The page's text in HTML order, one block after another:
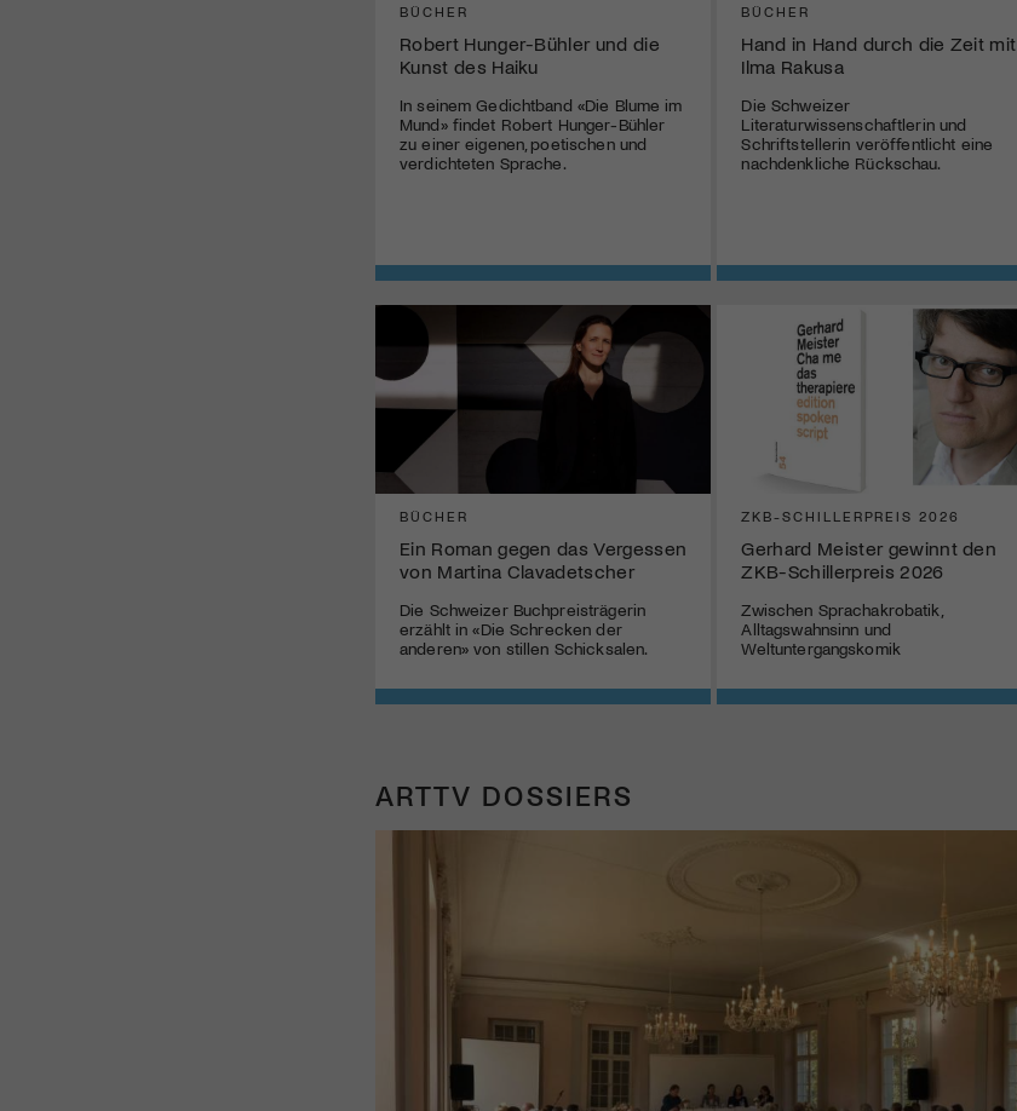
BÜCHER
Robert Hunger-Bühler und die
Kunst des Haiku
In seinem Gedichtband «Die Blume im
Mund» findet Robert Hunger-Bühler
zu einer eigenen, poetischen und
verdichteten Sprache.
BÜCHER
Hand in Hand durch die Zeit mit
Ilma Rakusa
Die Schweizer
Literaturwissenschaftlerin und
Schriftstellerin veröffentlicht eine
nachdenkliche Rückschau.
BÜCHER
Ein Roman gegen das Vergessen
von Martina Clavadetscher
Die Schweizer Buchpreisträgerin
erzählt in «Die Schrecken der
anderen» von stillen Schicksalen.
ZKB-SCHILLERPREIS 2026
Gerhard Meister gewinnt den
ZKB-Schillerpreis 2026
Zwischen Sprachakrobatik,
Alltagswahnsinn und
Weltuntergangskomik
ARTTV DOSSIERS